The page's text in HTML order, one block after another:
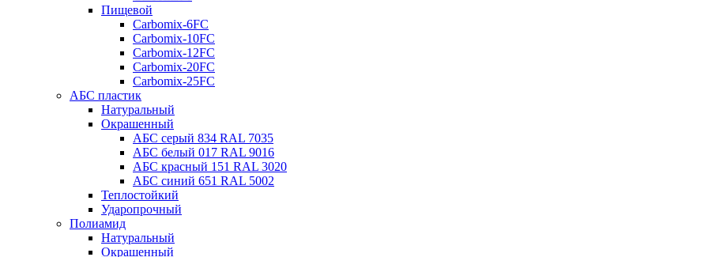
Пищевой
Carbomix-6FC
Carbomix-10FC
Carbomix-12FC
Carbomix-20FC
Carbomix-25FC
АБС пластик
Натуральный
Окрашенный
АБС серый 834 RAL 7035
АБС белый 017 RAL 9016
АБС красный 151 RAL 3020
АБС синий 651 RAL 5002
Теплостойкий
Ударопрочный
Полиамид
Натуральный
Окрашенный